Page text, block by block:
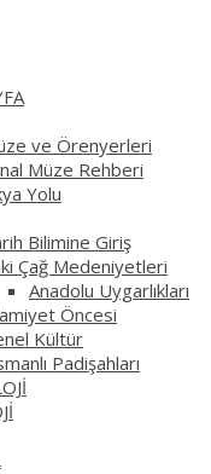
ve Örenyerleri
Müze Rehberi
Yolu
Bilimine Giriş
Çağ Medeniyetleri
Anadolu Uygarlıkları
Öncesi
Kültür
Padişahları